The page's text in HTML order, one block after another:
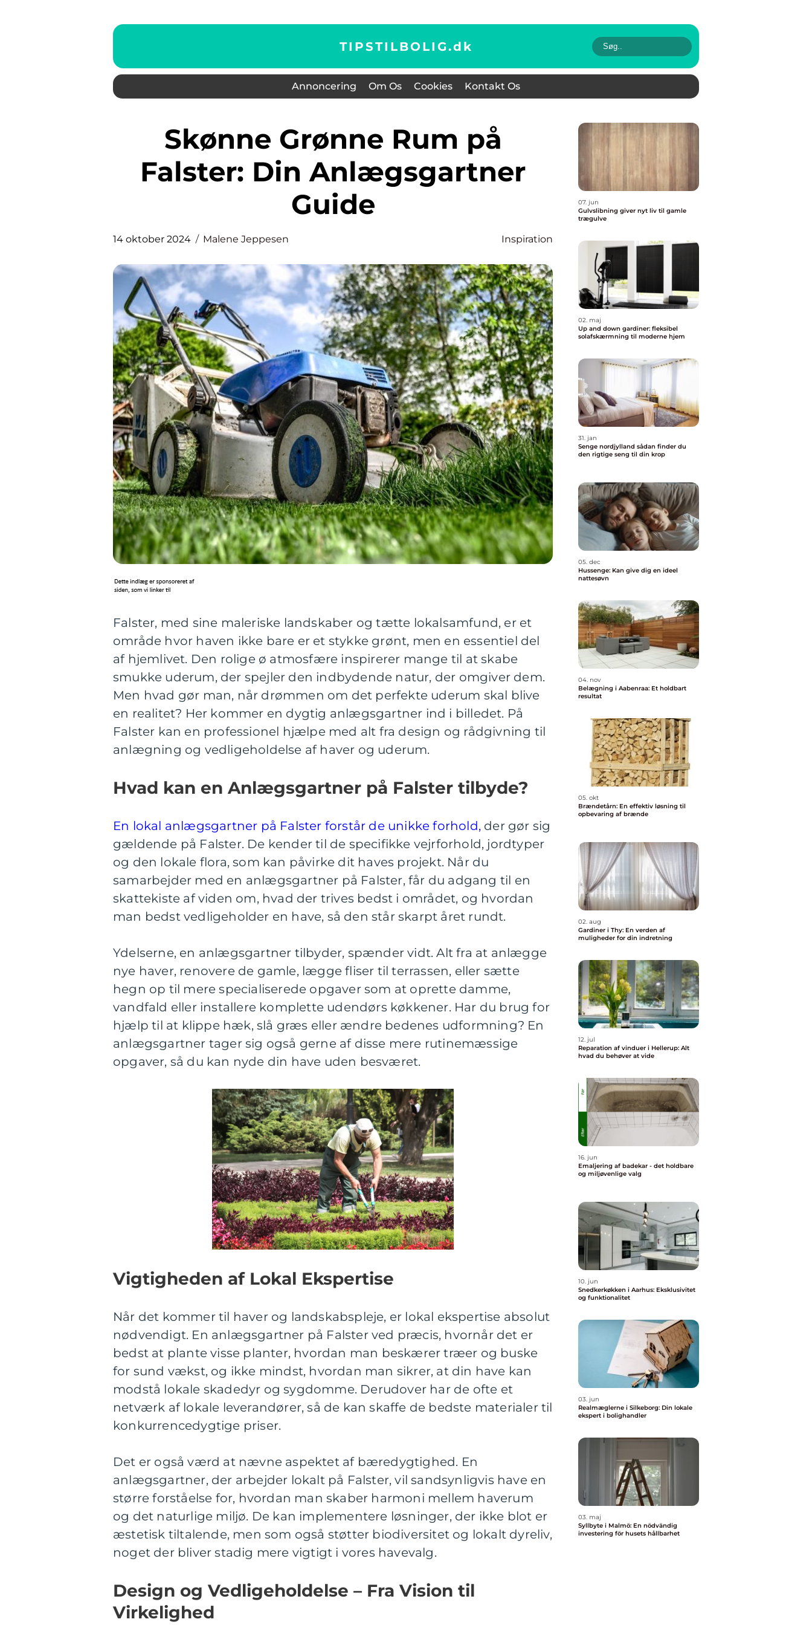
TIPSTILBOLIG.dk
Annoncering Om Os Cookies Kontakt Os
Skønne Grønne Rum på
Falster: Din Anlægsgartner
Guide
14 oktober 2024 Malene Jeppesen Inspiration
Falster, med sine maleriske landskaber og tætte lokalsamfund, er et
område hvor haven ikke bare er et stykke grønt, men en essentiel del
af hjemlivet. Den rolige ø atmosfære inspirerer mange til at skabe
smukke uderum, der spejler den indbydende natur, der omgiver dem.
Men hvad gør man, når drømmen om det perfekte uderum skal blive
en realitet? Her kommer en dygtig anlægsgartner ind i billedet. På
Falster kan en professionel hjælpe med alt fra design og rådgivning til
anlægning og vedligeholdelse af haver og uderum.
Hvad kan en Anlægsgartner på Falster tilbyde?
En lokal anlægsgartner på Falster forstår de unikke forhold, der gør sig
gældende på Falster. De kender til de specifikke vejrforhold, jordtyper
og den lokale flora, som kan påvirke dit haves projekt. Når du
samarbejder med en anlægsgartner på Falster, får du adgang til en
skattekiste af viden om, hvad der trives bedst i området, og hvordan
man bedst vedligeholder en have, så den står skarpt året rundt.
Ydelserne, en anlægsgartner tilbyder, spænder vidt. Alt fra at anlægge
nye haver, renovere de gamle, lægge fliser til terrassen, eller sætte
hegn op til mere specialiserede opgaver som at oprette damme,
vandfald eller installere komplette udendørs køkkener. Har du brug for
hjælp til at klippe hæk, slå græs eller ændre bedenes udformning? En
anlægsgartner tager sig også gerne af disse mere rutinemæssige
opgaver, så du kan nyde din have uden besværet.
Vigtigheden af Lokal Ekspertise
Når det kommer til haver og landskabspleje, er lokal ekspertise absolut
nødvendigt. En anlægsgartner på Falster ved præcis, hvornår det er
bedst at plante visse planter, hvordan man beskærer træer og buske
for sund vækst, og ikke mindst, hvordan man sikrer, at din have kan
modstå lokale skadedyr og sygdomme. Derudover har de ofte et
netværk af lokale leverandører, så de kan skaffe de bedste materialer til
konkurrencedygtige priser.
Det er også værd at nævne aspektet af bæredygtighed. En
anlægsgartner, der arbejder lokalt på Falster, vil sandsynligvis have en
større forståelse for, hvordan man skaber harmoni mellem haverum
og det naturlige miljø. De kan implementere løsninger, der ikke blot er
æstetisk tiltalende, men som også støtter biodiversitet og lokalt dyreliv,
noget der bliver stadig mere vigtigt i vores havevalg.
Design og Vedligeholdelse – Fra Vision til
Virkelighed
07. jun
Gulvslibning giver nyt liv til gamle
trægulve
02. maj
Up and down gardiner: fleksibel
solafskærmning til moderne hjem
31. jan
Senge nordjylland sådan finder du
den rigtige seng til din krop
05. dec
Hussenge: Kan give dig en ideel
nattesøvn
04. nov
Belægning i Aabenraa: Et holdbart
resultat
05. okt
Brændetårn: En effektiv løsning til
opbevaring af brænde
02. aug
Gardiner i Thy: En verden af
muligheder for din indretning
12. jul
Reparation af vinduer i Hellerup: Alt
hvad du behøver at vide
16. jun
Emaljering af badekar - det holdbare
og miljøvenlige valg
10. jun
Snedkerkøkken i Aarhus: Eksklusivitet
og funktionalitet
03. jun
Realmæglerne i Silkeborg: Din lokale
ekspert i bolighandler
03. maj
Syllbyte i Malmö: En nödvändig
investering för husets hållbarhet